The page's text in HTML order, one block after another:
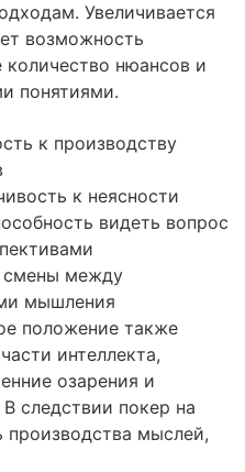
Увеличивается
возможность
количество нюансов и
понятиями.
к производству
к неясности
видеть вопрос
смены между
мышления
положение также
интеллекта,
озарения и
следствии покер на
производства мыслей,